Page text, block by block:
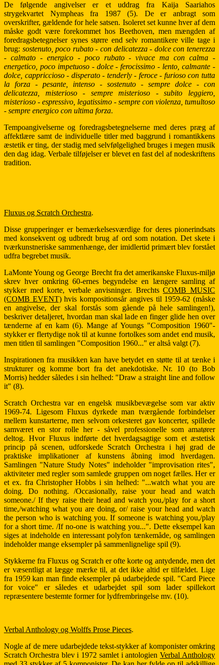
De følgende angivelser er et uddrag fra Kaija Saariahos
strygekvartet Nympheas fra 1987 (5). De er anbragt som
overskrifter, gældende for hele satsen. Isoleret set kunne hver af dem
måske godt være forekommet hos Beethoven, men mængden af
foredragsbetegnelser synes større end selv romantikere ville tage i
brug: sostenuto, poco rubato - con delicatezza - dolce con tenerezza
- calmato - energico - poco rubato - vivace ma con calma -
energetico, poco impetuoso - dolce - ferocissimo - lento, calmante -
dolce, cappriccioso - disperato - tenderly - feroce - furioso con tutta
la forza - pesante, intenso - sostenuto - sempre dolce - con
delicatezza, misterioso - sempre misterioso - subito leggiero,
misterioso - espressivo, legatissimo - sempre con violenza, tumultoso
- sempre energico con ultima forza.
Tempoangivelserne og foredragsbetegnelserne med deres præg af
affektlære samt de individuelle titler med baggrund i romantikkens
æstetik er ting, der stadig med selvfølgelighed bruges i megen musik
den dag idag. Verbale tilføjelser er blevet en fast del af nodeskriftens
tradition.
Fluxus og Scratch Orchestra.
Disse grupperinger er bemærkelsesværdige for deres pionerindsats
med konsekvent og udbredt brug af ord som notation. Det skete i
tværkunstneriske sammenhænge, der imidlertid primært blev forstået
udfra begrebet musik.
LaMonte Young og George Brecht fra det amerikanske Fluxus-miljø
skrev hver omkring 60-ernes begyndelse en længere samling af
stykker med korte, verbale anvisninger. BrechtsCOMB MUSIC
(COMB EVENT)hvis kompositionsår angives til 1959-62 (måske
en angivelse, der skal forstås som gående på hele samlingen!),
beskriver detaljeret, hvordan man skal lade en finger glide hen over
tænderne af en kam (6). Mange af Youngs "Composition 1960"-
stykker er flertydige nok til at kunne fortolkes som andet end musik,
men titlen til samlingen "Composition 1960..." er altså valgt (7).
Inspirationen fra musikken kan have betydet en støtte til at tænke i
strukturer og komme bort fra det anekdotiske. Nr. 10 (to Bob
Morris) hedder således i sin helhed: "Draw a straight line and follow
it" (8).
Scratch Orchestra var en engelsk musikbevægelse som var aktiv
1969-74. Ligesom Fluxus dyrkede man tværgående forbindelser
mellem kunstarterne, men selvom orkesteret gav koncerter, spillede
samværet en stor rolle her - såvel professionelle som amatører
deltog. Hvor Fluxus indførte det hverdagsagtige som et æstetisk
princip på scenen, udforskede Scratch Orchestra i høj grad de
praktiske implikationer af kunstens åbning imod hverdagen.
Samlingen "Nature Study Notes" indeholder "improvisation rites",
aktiviteter med regler som samlede gruppen om noget fælles. Her er
et ex. fra Christopher Hobbs i sin helhed: "...watch what you are
doing. Do nothing. /Occasionally, raise your head and watch
someone./ If they raise their head and watch you,/play for a short
time,/watching what you are doing, or/ raise your head and watch
the person who is watching you. If someone is watching you,/play
for a short time. /If no-one is watching you...". Dette eksempel kan
siges at indeholde en interessant polyfon tænkemåde, og samlingen
indeholder mange eksempler på sammenlignelige spil (9).
Stykkerne fra Fluxus og Scratch er ofte korte og antydende, men det
er væsentligt at lægge mærke til, at det ikke altid er tilfældet. Lige
fra 1959 kan man finde eksempler på udarbejdede spil. "Card Piece
for voice" er således et udarbejdet spil som lader spillekort
repræsentere bestemte former for lydfrembringelse mv. (10).
Verbal Anthology og Wolffs Prose Pieces.
Nogle af de mere udarbejdede tekst-stykker af komponister omkring
Scratch Orchestra blev i 1972 samlet i antologienVerbal Anthology